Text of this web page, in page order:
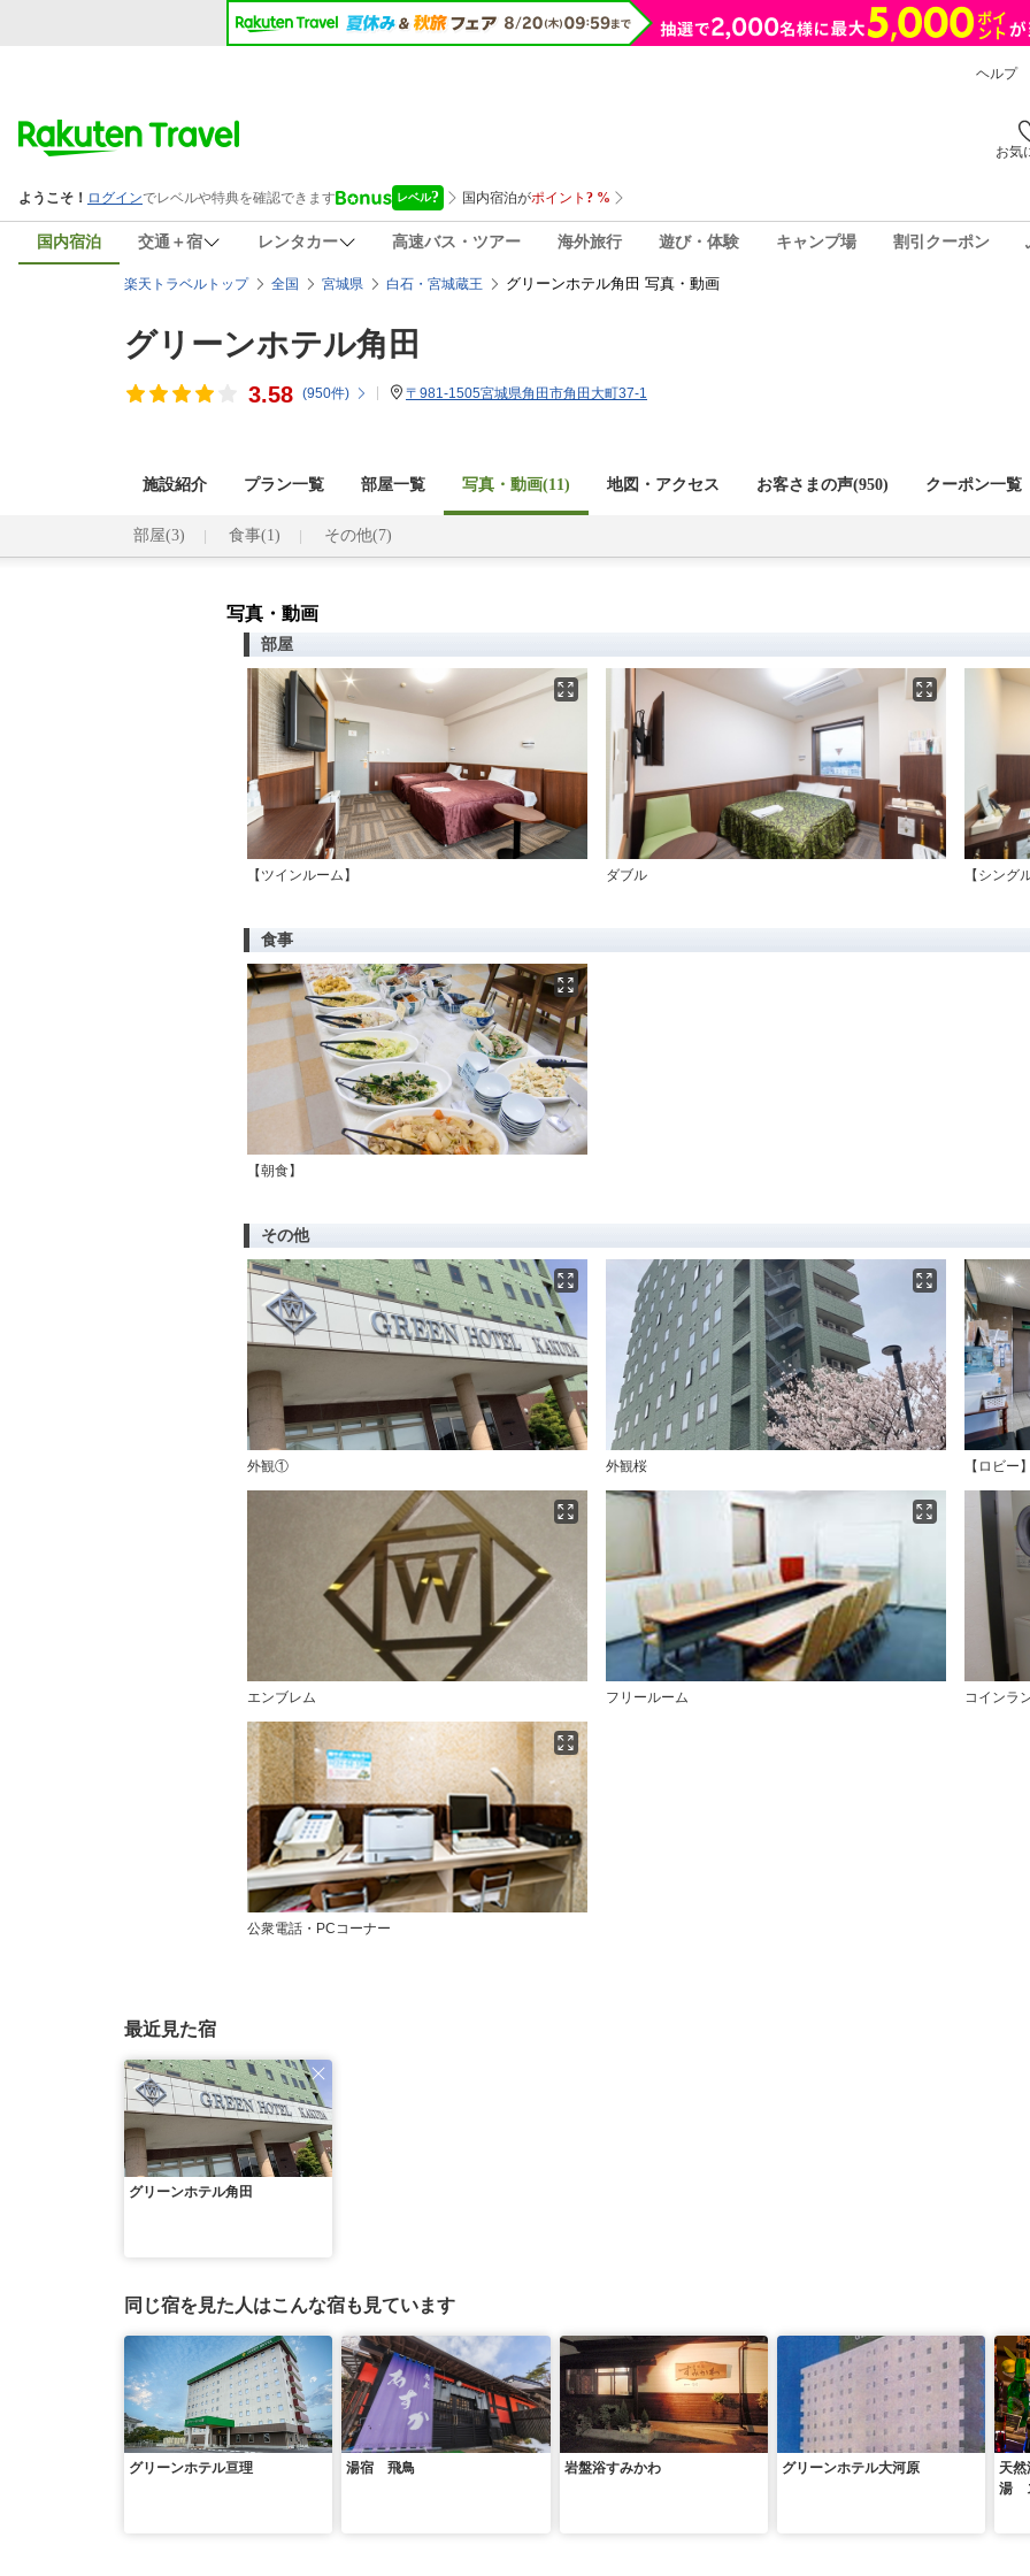
ヘルプ
お気
国内宿泊 交通＋宿 レンタカー 高速バス・ツアー 海外旅行 遊び・体験 キャンプ場 割引クーポン
楽天トラベルトップ 全国 宮城県 白石・宮城蔵王 グリーンホテル角田 写真・動画
グリーンホテル角田
3.58 (950件) 〒981-1505宮城県角田市角田大町37-1
施設紹介 プラン一覧 部屋一覧 写真・動画(11) 地図・アクセス お客さまの声(950) クーポン一覧
部屋(3) 食事(1) その他(7)
写真・動画
部屋
【ツインルーム】 ダブル 【シング
食事
【朝食】
その他
外観① 外観桜 【ロビー
エンブレム フリールーム コインラ
公衆電話・PCコーナー
最近見た宿
グリーンホテル角田
同じ宿を見た人はこんな宿も見ています
グリーンホテル亘理 湯宿 飛鳥 岩盤浴すみかわ グリーンホテル大河原
天
湯